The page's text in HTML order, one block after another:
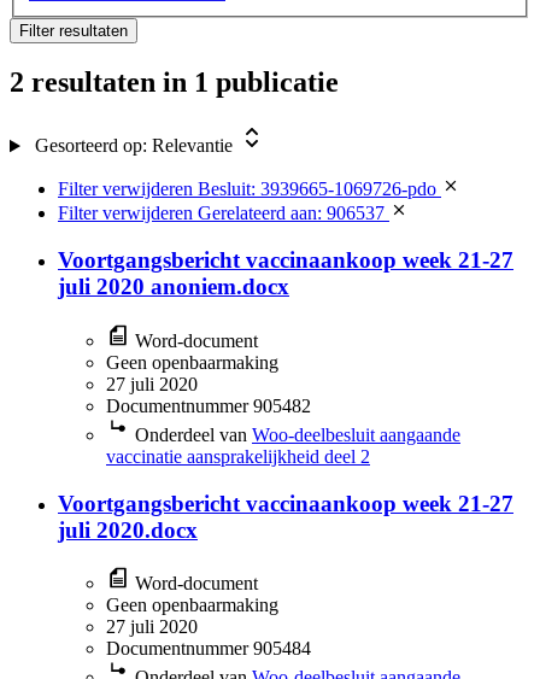
Filter resultaten
2 resultaten in 1 publicatie
Gesorteerd op: Relevantie
Filter verwijderen Besluit: 3939665-1069726-pdo
Filter verwijderen Gerelateerd aan: 906537
Voortgangsbericht vaccinaankoop week 21-27
juli 2020 anoniem.docx
Word-document
Geen openbaarmaking
27 juli 2020
Documentnummer 905482
Onderdeel van Woo-deelbesluit aangaande
vaccinatie aansprakelijkheid deel 2
Voortgangsbericht vaccinaankoop week 21-27
juli 2020.docx
Word-document
Geen openbaarmaking
27 juli 2020
Documentnummer 905484